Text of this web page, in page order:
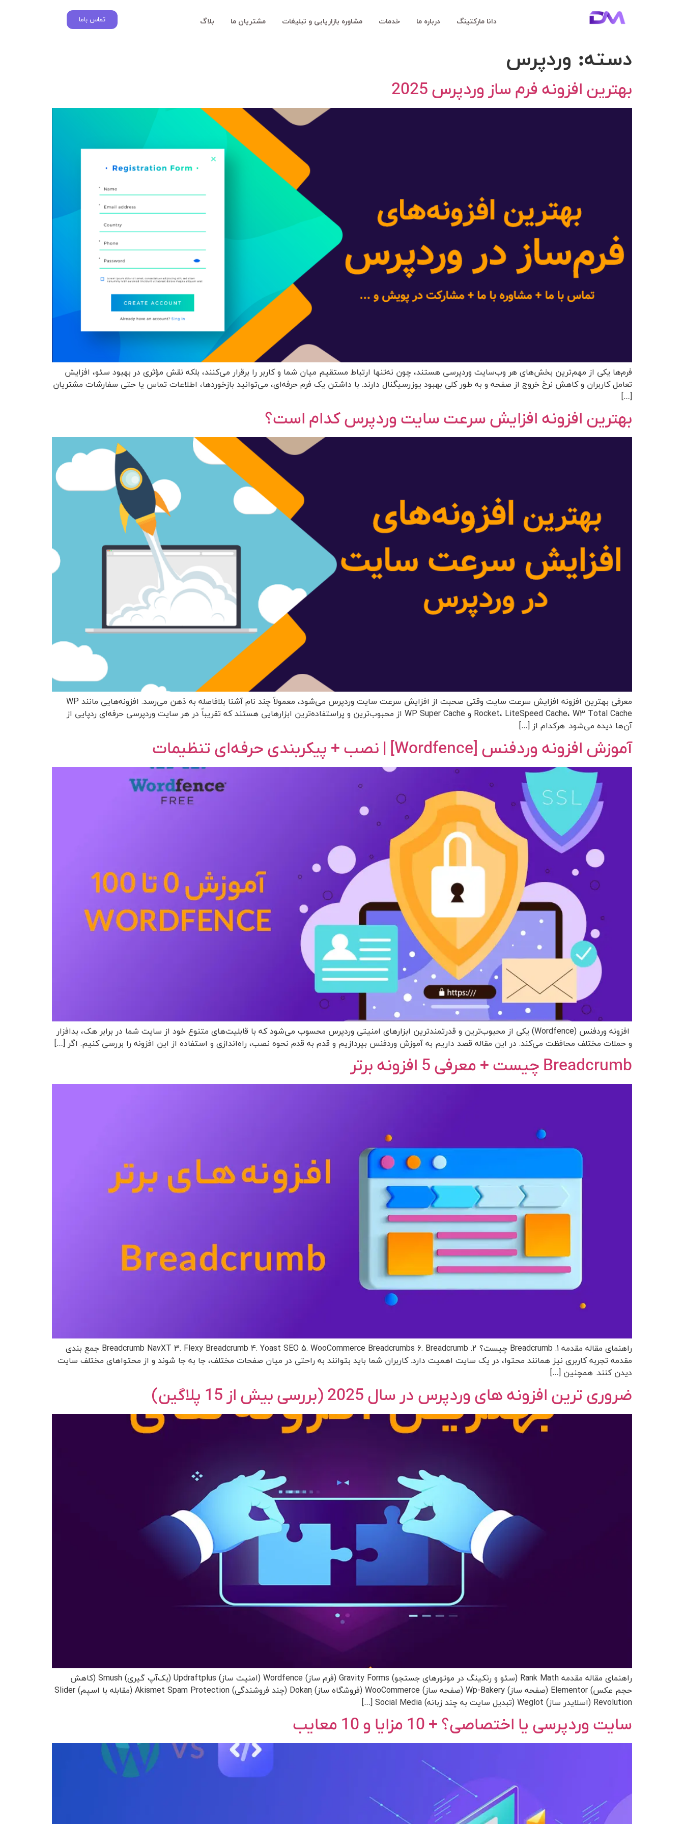
دانا مارکتینگ درباره ما خدمات مشاوره بازاریابی و تبلیغات مشتریان ما بلاگ تماس باما
دسته: وردپرس
بهترین افزونه فرم ساز وردپرس 2025
فرم‌ها یکی از مهم‌ترین بخش‌های هر وب‌سایت وردپرسی هستند، چون نه‌تنها ارتباط مستقیم میان شما و کاربر را برقرار می‌کنند، بلکه نقش مؤثری در بهبود سئو، افزایش
تعامل کاربران و کاهش نرخ خروج از صفحه و به طور کلی بهبود یوزرسیگنال دارند. با داشتن یک فرم حرفه‌ای، می‌توانید بازخوردها، اطلاعات تماس یا حتی سفارشات مشتریان
[…]
بهترین افزونه افزایش سرعت سایت وردپرس کدام است؟
معرفی بهترین افزونه افزایش سرعت سایت وقتی صحبت از افزایش سرعت سایت وردپرس می‌شود، معمولاً چند نام آشنا بلافاصله به ذهن می‌رسد. افزونه‌هایی مانند WP
Rocket، LiteSpeed Cache، W3 Total Cache و WP Super Cache از محبوب‌ترین و پر‌استفاده‌ترین ابزارهایی هستند که تقریباً در هر سایت وردپرسی حرفه‌ای ردپایی از
آن‌ها دیده می‌شود. هرکدام از […]
آموزش افزونه وردفنس [Wordfence] | نصب + پیکربندی حرفه‌ای تنظیمات
افزونه وردفنس (Wordfence) یکی از محبوب‌ترین و قدرتمندترین ابزارهای امنیتی وردپرس محسوب می‌شود که با قابلیت‌های متنوع خود از سایت شما در برابر هک، بدافزار
و حملات مختلف محافظت می‌کند. در این مقاله قصد داریم به آموزش وردفنس بپردازیم و قدم به قدم نحوه نصب، راه‌اندازی و استفاده از این افزونه را بررسی کنیم. اگر […]
Breadcrumb چیست + معرفی 5 افزونه برتر
راهنمای مقاله مقدمه 1. Breadcrumb چیست؟ 2. ‌Breadcrumb NavXT 3. Flexy Breadcrumb 4. Yoast SEO 5. WooCommerce Breadcrumbs 6. Breadcrumb جمع بندی
مقدمه تجربه کاربری نیز همانند محتوا، در یک سایت اهمیت دارد. کاربران شما باید بتوانند به راحتی در میان صفحات مختلف، جا به جا شوند و از محتواهای مختلف سایت
دیدن کنند. همچنین […]
ضروری ترین افزونه های وردپرس در سال 2025 (بررسی بیش از 15 پلاگین)
راهنمای مقاله مقدمه Rank Math (سئو و رنکینگ در موتور‌های جستجو) Gravity Forms (فرم ساز) Wordfence (امنیت ساز) Updraftplus (بک‌آپ گیری) Smush (کاهش
حجم عکس) Elementor (صفحه ساز) Wp-Bakery (صفحه ساز) WooCommerce (فروشگاه ساز) ِDokan (چند فروشندگی) Akismet Spam Protection (مقابله با اسپم) Slider
Revolution (اسلایدر ساز) Weglot (تبدیل سایت به چند زبانه) Social Media […]
سایت وردپرسی یا اختصاصی؟ + 10 مزایا و 10 معایب